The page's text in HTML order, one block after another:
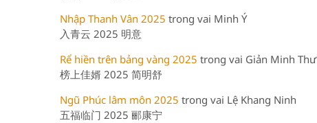
Nhập Thanh Vân 2025 trong vai Minh Ý
入青云 2025 明意
Rể hiền trên bảng vàng 2025 trong vai Giản Minh Thư
榜上佳婿 2025 简明舒
Ngũ Phúc lâm môn 2025 trong vai Lệ Khang Ninh
五福临门 2025 郦康宁